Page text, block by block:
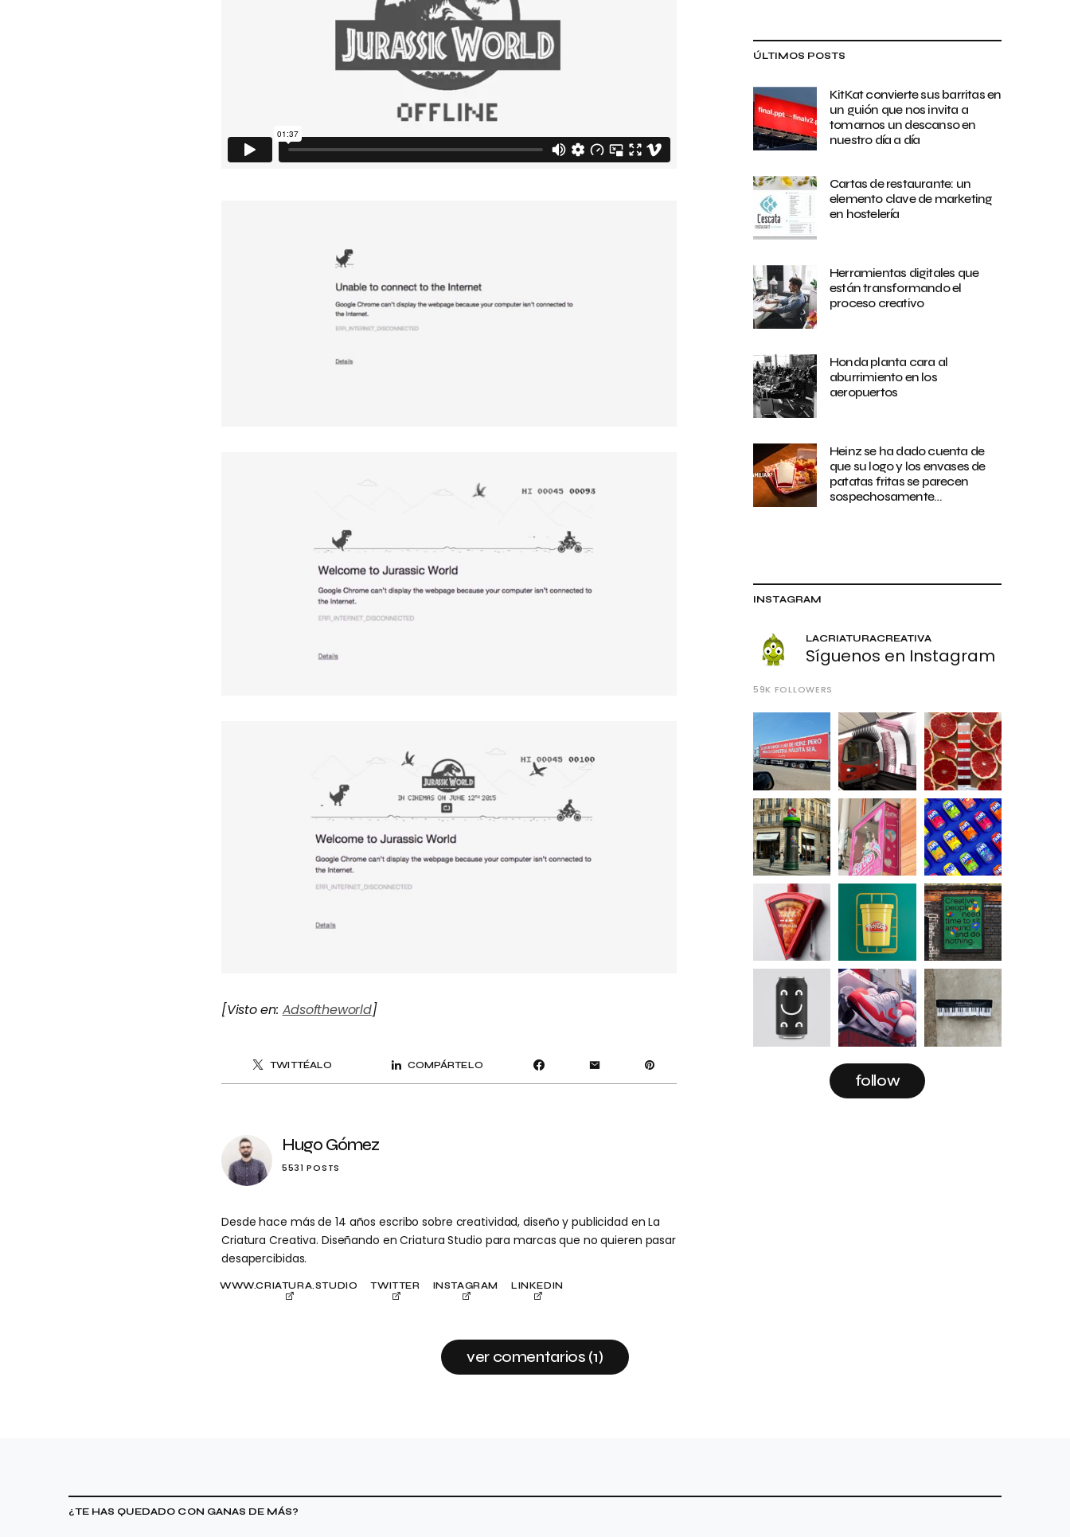
ÚLTIMOS POSTS
KitKat convierte sus barritas en
un guión que nos invita a
tomarnos un descanso en
nuestro día a día
Cartas de restaurante: un
elemento clave de marketing
en hostelería
Herramientas digitales que
están transformando el
proceso creativo
Honda planta cara al
aburrimiento en los
aeropuertos
Heinz se ha dado cuenta de
que su logo y los envases de
patatas fritas se parecen
sospechosamente…
INSTAGRAM
LACRIATURACREATIVA
Síguenos en Instagram
59K FOLLOWERS
follow
[Visto en: Adsoftheworld]
TWITTÉALO COMPÁRTELO
Hugo Gómez
5531 POSTS
Desde hace más de 14 años escribo sobre creatividad, diseño y publicidad en La
Criatura Creativa. Diseñando en Criatura Studio para marcas que no quieren pasar
desapercibidas.
WWW.CRIATURA.STUDIO TWITTER INSTAGRAM LINKEDIN
ver comentarios (1)
¿TE HAS QUEDADO CON GANAS DE MÁS?